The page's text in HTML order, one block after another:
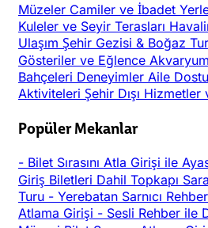
Müzeler Camiler ve İbadet
Kuleler ve Seyir Terasları
Ulaşım Şehir Gezisi & Boğaz
Gösteriler ve Eğlence
Bahçeleri Deneyimler Aile Dostu
Aktiviteleri Şehir Dışı Hizmetler
Popüler Mekanlar
- Bilet Sırasını Atla Girişi ile
Giriş Biletleri Dahil Topkapı
Turu - Yerebatan Sarnıcı
Atlama Girişi - Sesli Rehber ile